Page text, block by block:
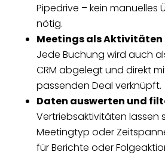
Pipedrive – kein manuelles
nötig.
Meetings als Aktivitäten
Jede Buchung wird auch
CRM abgelegt und direkt
passenden Deal verknüpft.
Daten auswerten und
Vertriebsaktivitäten lassen
Meetingtyp oder
für Berichte oder